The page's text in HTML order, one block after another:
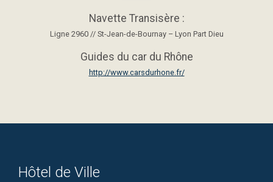
Navette Transisère :
Ligne 2960 // St-Jean-de-Bournay – Lyon Part Dieu
Guides du car du Rhône
http://www.carsdurhone.fr/
Hôtel de Ville